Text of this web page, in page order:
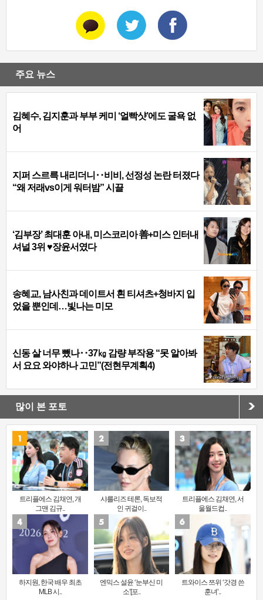
주요 뉴스
김혜수, 김지훈과 부부 케미 ‘얼빡샷’에도 굴욕 없
어
지퍼 스르륵 내리더니‥비비, 선정성 논란 터졌다
“왜 저래vs이게 워터밤” 시끌
‘김부장’ 최대훈 아내, 미스코리아 善+미스 인터내
셔널 3위 ♥장윤서였다
송혜교, 남사친과 데이트서 흰 티셔츠+청바지 입
었을 뿐인데…빛나는 미모
신동 살 너무 뺐나‥37㎏ 감량 부작용 “못 알아봐
서 요요 와야하나 고민”(전현무계획4)
많이 본 포토
트리플에스 김채연, 개
그맨 김규..
샤를리즈 테론, 독보적
인 귀걸이..
트리플에스 김채연, 서
울월드컵..
하지원, 한국 배우 최초
MLB 시..
엔믹스 설윤 ‘눈부신 미
소’[포..
트와이스 쯔위 ‘갓경 쓴
훈녀’..